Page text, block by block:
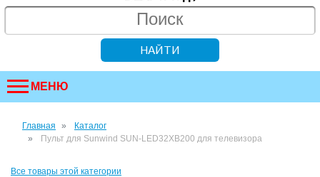
МЕНЮ
Главная
Каталог
Пульт для Sunwind SUN-LED32XB200 для телевизора
Все товары этой категории